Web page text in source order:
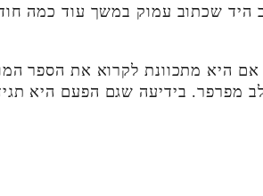
היד שכתוב עמוק במשך עוד כמה
היא מתכוונת לקרוא את הספר
מפרפר. בידיעה שגם הפעם היא